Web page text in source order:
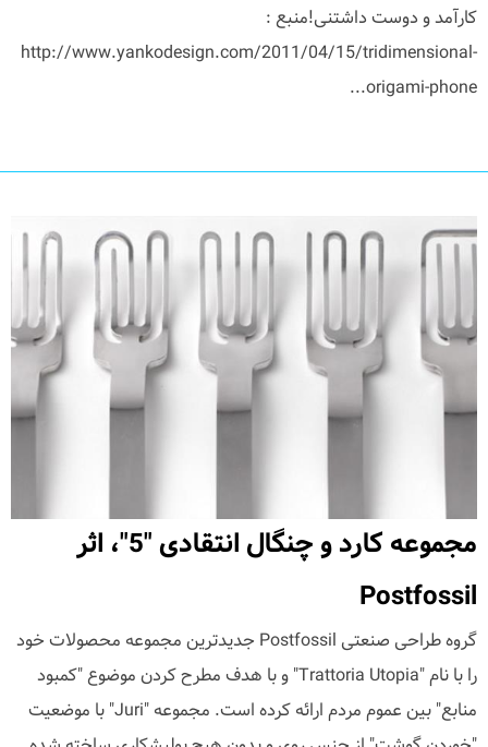
کارآمد و دوست داشتنی!منبع :
http://www.yankodesign.com/2011/04/15/tridimensional-
origami-phone...
مجموعه کارد و چنگال انتقادی "5"، اثر
Postfossil
گروه طراحی صنعتی Postfossil جدیدترین مجموعه محصولات خود
را با نام "Trattoria Utopia" و با هدف مطرح کردن موضوع "کمبود
منابع" بین عموم مردم ارائه کرده است. مجموعه "Juri" با موضعیت